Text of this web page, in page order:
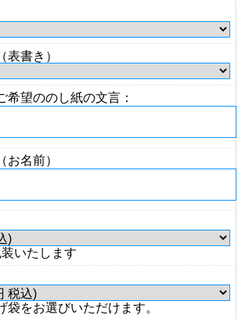
表書き）
望ののし紙の文言：
お名前）
いたします
袋をお選びいただけます。